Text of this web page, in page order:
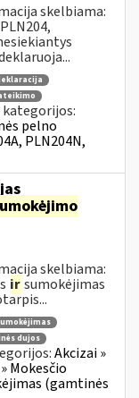
skelbiama:
kategorijos:
pelno
PLN204N,
skelbiama:
irsumokėjimas
dujos
Akcizai »
Mokesčio
(gamtinės